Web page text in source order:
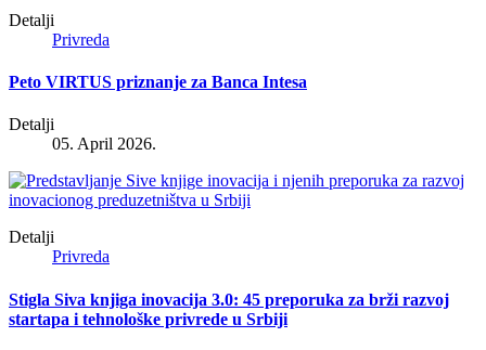
Detalji
Privreda
Peto VIRTUS priznanje za Banca Intesa
Detalji
05. April 2026.
Detalji
Privreda
Stigla Siva knjiga inovacija 3.0: 45 preporuka za brži razvoj
startapa i tehnološke privrede u Srbiji